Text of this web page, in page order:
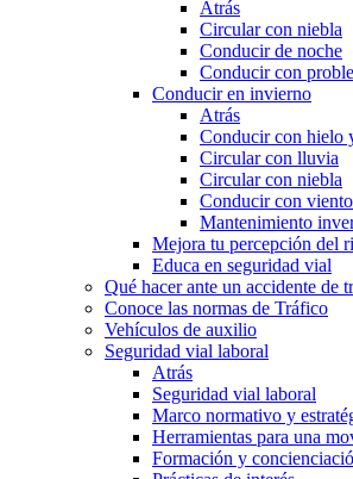
Atrás
Circular con niebla
Conducir de noche
Conducir con
Conducir en invierno
Atrás
Conducir con hielo
Circular con lluvia
Circular con niebla
Conducir con viento
Mantenimiento
Mejora tu percepción del
Educa en seguridad vial
Qué hacer ante un accidente de
Conoce las normas de Tráfico
Vehículos de auxilio
Seguridad vial laboral
Atrás
Seguridad vial laboral
Marco normativo y
Herramientas para una
Formación y